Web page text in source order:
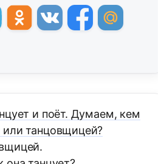
и поёт. Думаем, кем
или танцовщицей?